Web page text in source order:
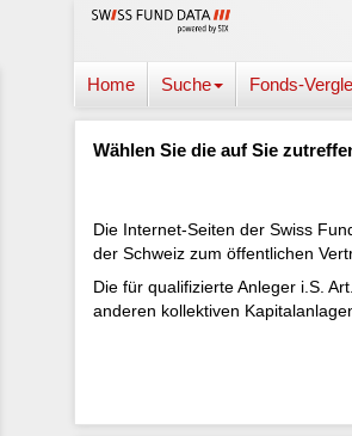
Home Suche Fonds-
Wählen Sie die auf Sie
Die Internet-Seiten der Swiss
der Schweiz zum öffentlichen
Die für qualifizierte Anleger i.S.
anderen kollektiven